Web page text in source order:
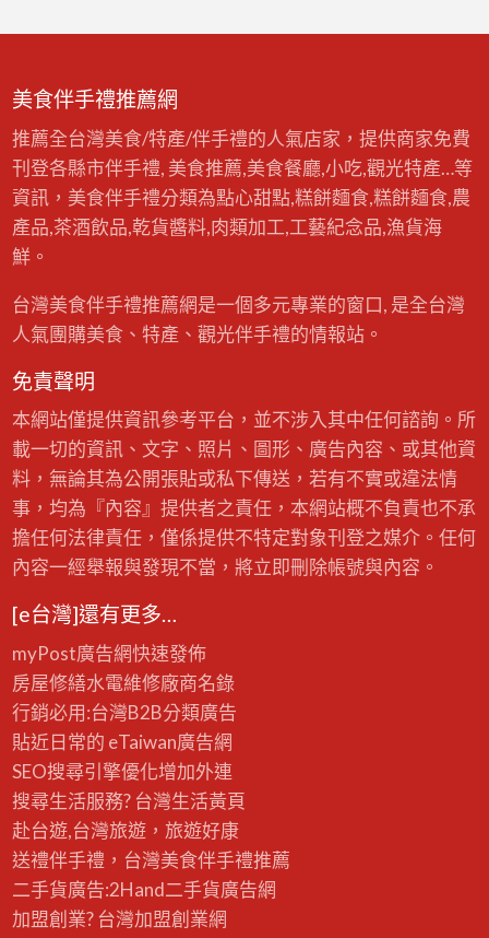
美食伴手禮推薦網
推薦全台灣美食/特產/伴手禮的人氣店家，提供商家免費
刊登各縣市伴手禮, 美食推薦,美食餐廳,小吃,觀光特產…等
資訊，美食伴手禮分類為點心甜點,糕餅麵食,糕餅麵食,農
產品,茶酒飲品,乾貨醬料,肉類加工,工藝紀念品,漁貨海
鮮。
台灣美食伴手禮推薦網是一個多元專業的窗口, 是全台灣
人氣團購美食、特產、觀光伴手禮的情報站。
免責聲明
本網站僅提供資訊參考平台，並不涉入其中任何諮詢。所
載一切的資訊、文字、照片、圖形、廣告內容、或其他資
料，無論其為公開張貼或私下傳送，若有不實或違法情
事，均為『內容』提供者之責任，本網站概不負責也不承
擔任何法律責任，僅係提供不特定對象刊登之媒介。任何
內容一經舉報與發現不當，將立即刪除帳號與內容。
[e台灣]還有更多…
myPost廣告網快速發佈
房屋修繕水電維修廠商名錄
行銷必用:台灣B2B分類廣告
貼近日常的 eTaiwan廣告網
SEO搜尋引擎優化增加外連
搜尋生活服務? 台灣生活黃頁
赴台遊,台灣旅遊，旅遊好康
送禮伴手禮，台灣美食伴手禮推薦
二手貨廣告:2Hand二手貨廣告網
加盟創業? 台灣加盟創業網